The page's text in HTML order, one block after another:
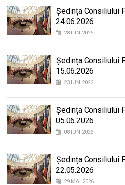
Ședința Consiliului
24.06.2026
28 IUN 2026
Ședința Consiliului
15.06.2026
23 IUN 2026
Ședința Consiliului
05.06.2026
08 IUN 2026
Ședința Consiliului
22.05.2026
29 MAI 2026